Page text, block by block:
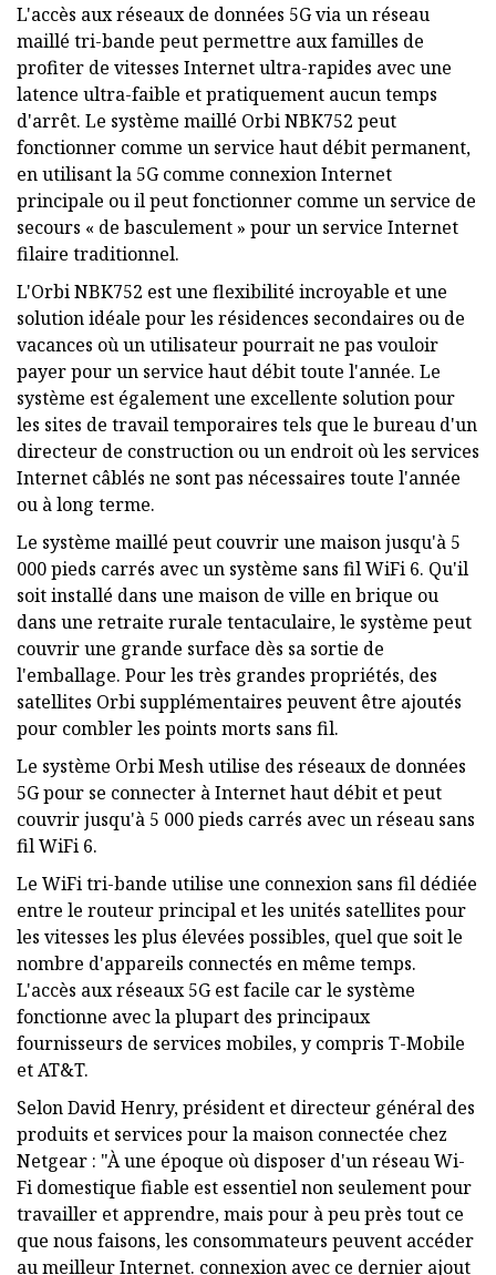
L'accès aux réseaux de données 5G via un réseau
maillé tri-bande peut permettre aux familles de
profiter de vitesses Internet ultra-rapides avec une
latence ultra-faible et pratiquement aucun temps
d'arrêt. Le système maillé Orbi NBK752 peut
fonctionner comme un service haut débit permanent,
en utilisant la 5G comme connexion Internet
principale ou il peut fonctionner comme un service de
secours « de basculement » pour un service Internet
filaire traditionnel.
L'Orbi NBK752 est une flexibilité incroyable et une
solution idéale pour les résidences secondaires ou de
vacances où un utilisateur pourrait ne pas vouloir
payer pour un service haut débit toute l'année. Le
système est également une excellente solution pour
les sites de travail temporaires tels que le bureau d'un
directeur de construction ou un endroit où les services
Internet câblés ne sont pas nécessaires toute l'année
ou à long terme.
Le système maillé peut couvrir une maison jusqu'à 5
000 pieds carrés avec un système sans fil WiFi 6. Qu'il
soit installé dans une maison de ville en brique ou
dans une retraite rurale tentaculaire, le système peut
couvrir une grande surface dès sa sortie de
l'emballage. Pour les très grandes propriétés, des
satellites Orbi supplémentaires peuvent être ajoutés
pour combler les points morts sans fil.
Le système Orbi Mesh utilise des réseaux de données
5G pour se connecter à Internet haut débit et peut
couvrir jusqu'à 5 000 pieds carrés avec un réseau sans
fil WiFi 6.
Le WiFi tri-bande utilise une connexion sans fil dédiée
entre le routeur principal et les unités satellites pour
les vitesses les plus élevées possibles, quel que soit le
nombre d'appareils connectés en même temps.
L'accès aux réseaux 5G est facile car le système
fonctionne avec la plupart des principaux
fournisseurs de services mobiles, y compris T-Mobile
et AT&T.
Selon David Henry, président et directeur général des
produits et services pour la maison connectée chez
Netgear : "À une époque où disposer d'un réseau Wi-
Fi domestique fiable est essentiel non seulement pour
travailler et apprendre, mais pour à peu près tout ce
que nous faisons, les consommateurs peuvent accéder
au meilleur Internet. connexion avec ce dernier ajout